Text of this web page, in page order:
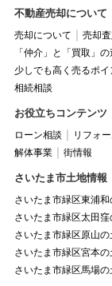
不動産売却について
売却について 売却
「仲介」と「買取」
少しでも高く売るポイ
相続相談
お役立ちコンテンツ
ローン相談 リフォ
解体事業
街情報
さいたま市土地情報
さいたま市緑区東浦和
さいたま市緑区太田窪
さいたま市緑区原山の
さいたま市緑区宮本の
さいたま市緑区馬場の